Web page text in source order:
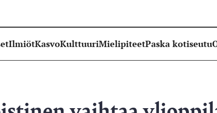
IlmiötKasvoKulttuuriMielipiteetPaska kotiseutu